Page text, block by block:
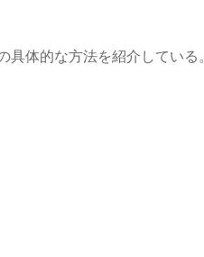
体的な方法を紹介している。